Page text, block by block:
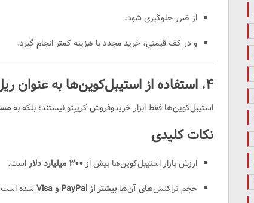
از ضرر جلوگیری شود،
و در کف قیمتی، خرید مجدد با هزینه کمتر انجام گیرد.
۴. استفاده از استیبل‌کوین‌ها به عنوان ریل‌های پرداخت
استیبل‌کوین‌ها فقط ابزار خریدوفروش کریپتو نیستند؛ بلکه به
نکات کلیدی
ارزش بازار استیبل‌کوین‌ها بیش از ۳۰۰ میلیارد دلار
است.
حجم تراکنش‌های آن‌هابیشتر از PayPal و Visa
شده